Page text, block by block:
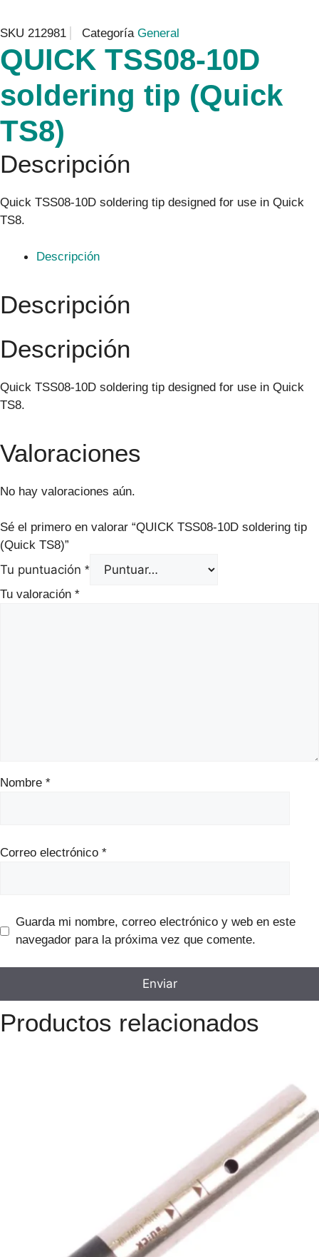
SKU 212981 Categoría General
QUICK TSS08-10D
soldering tip (Quick
TS8)
Descripción
Quick TSS08-10D soldering tip designed for use in Quick
TS8.
Descripción
Descripción
Descripción
Quick TSS08-10D soldering tip designed for use in Quick
TS8.
Valoraciones
No hay valoraciones aún.
Sé el primero en valorar “QUICK TSS08-10D soldering tip
(Quick TS8)”
Tu puntuación *
Tu valoración *
Nombre *
Correo electrónico *
Guarda mi nombre, correo electrónico y web en este
navegador para la próxima vez que comente.
Productos relacionados